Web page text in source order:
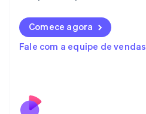
Comece agora
Fale com a equipe de vendas
Liechtenstein
Deutsch English
Lituânia
English
English